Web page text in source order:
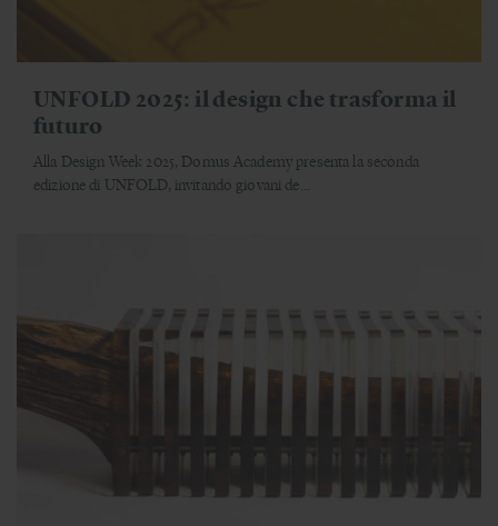
UNFOLD 2025: il design che trasforma il
futuro
Alla Design Week 2025, Domus Academy presenta la seconda
edizione di UNFOLD, invitando giovani de...